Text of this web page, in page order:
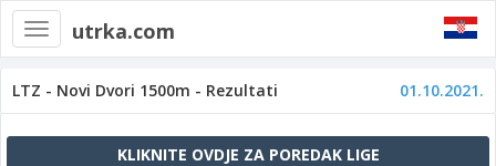
Toggle
navigation
utrka.com
LTZ - Novi Dvori 1500m - Rezultati 01.10.2021.
KLIKNITE OVDJE ZA POREDAK LIGE